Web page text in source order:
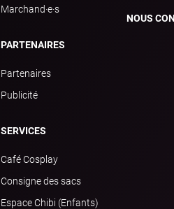
Marchand·e·s
PARTENAIRES
Partenaires
Publicité
SERVICES
Café Cosplay
Consigne des sacs
Espace Chibi (Enfants)
NOUS